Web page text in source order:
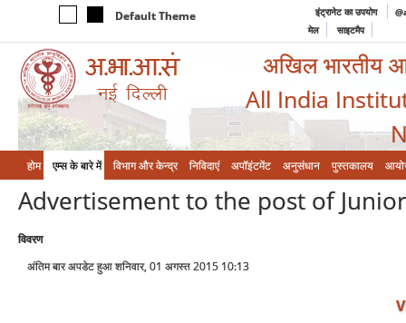
Default Theme इंट्रानेट का उपयोग
मेल
साइटमैप
अखिल भारतीय
All India
होम एम्‍स के बारे में विभाग और केन्‍द्र निविदाएं अपॉइंटमेंट अनुसंधान पुस्तकालय
Advertisement to the post of
विवरण
अंतिम बार अपडेट हुआ शनिवार, 01 अगस्त 2015 10:13